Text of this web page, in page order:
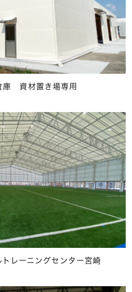
庫 資材置き場専用
トレーニングセンター宮崎